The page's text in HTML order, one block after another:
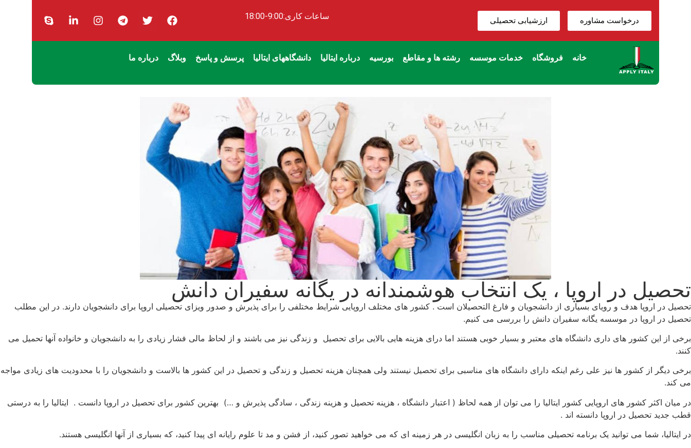
درخواست مشاوره ارزشیابی تحصیلی ساعات کاری:9:00-18:00
خانه فروشگاه خدمات موسسه رشته ها و مقاطع بورسیه درباره ایتالیا دانشگاههای ایتالیا پرسش و پاسخ وبلاگ درباره ما
تحصیل در اروپا ، یک انتخاب هوشمندانه در یگانه سفیران دانش
تحصیل در اروپا هدف و رویای بسیاری از دانشجویان و فارغ التحصیلان است . کشور های مختلف اروپایی شرایط مختلفی را برای پذیرش و صدور ویزای تحصیلی اروپا برای دانشجویان دارند. در این مطلب
تحصیل در اروپا در موسسه یگانه سفیران دانش را بررسی می کنیم.
برخی از این کشور های داری دانشگاه های معتبر و بسیار خوبی هستند اما درای هزینه هایی بالایی برای تحصیل و زندگی نیز می باشند و از لحاظ مالی فشار زیادی را به دانشجویان و خانواده آنها تحمیل می
کنند.
برخی دیگر از کشور ها نیز علی رغم اینکه دارای دانشگاه های مناسبی برای تحصیل نیستند ولی همچنان هزینه تحصیل و زندگی و تحصیل در این کشور ها بالاست و دانشجویان را با محدودیت های زیادی مواجه
می کند.
در میان اکثر کشور های اروپایی کشور ایتالیا را می توان از همه لحاظ ( اعتبار دانشگاه ، هزینه تحصیل و هزینه زندگی ، سادگی پذیرش و …) بهترین کشور برای تحصیل در اروپا دانست . ایتالیا را به درستی
قطب جدید تحصیل در اروپا دانسته اند .
در ایتالیا، شما می توانید یک برنامه تحصیلی مناسب را به زبان انگلیسی در هر زمینه ای که می خواهید تصور کنید، از فشن و مد تا علوم رایانه ای پیدا کنید، که بسیاری از آنها انگلیسی هستند.